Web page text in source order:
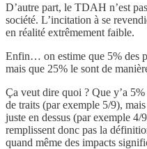
D’autre part, le TDAH n’est
société. L’incitation à se
en réalité extrêmement faible.
Enfin… on estime que 5% des
mais que 25% le sont de
Ça veut dire quoi ? Que y’a
de traits (par exemple 5/9),
juste en dessus (par exemple 4/
remplissent donc pas la
quand même des impacts